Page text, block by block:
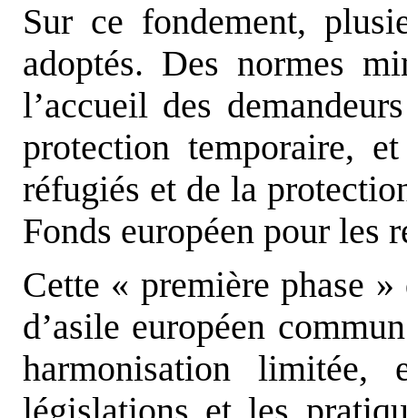
Sur ce fondement,
adoptés. Des normes
l’accueil des
protection temporaire,
réfugiés et de la
Fonds européen pour les
Cette « première phase
d’asile européen
harmonisation limitée,